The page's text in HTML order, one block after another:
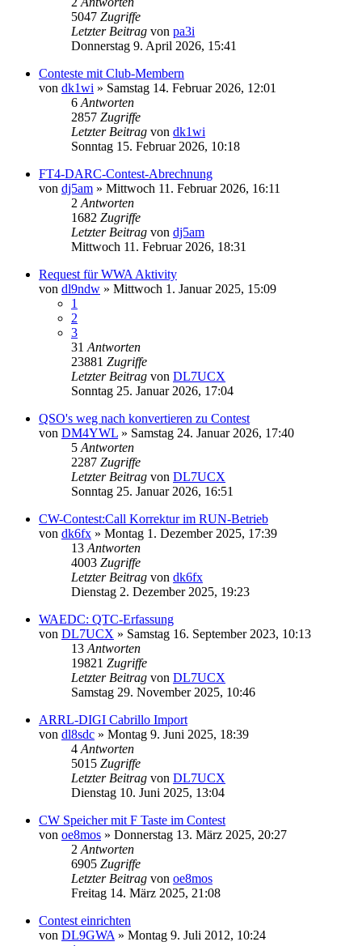
5047 Zugriffe
Letzter Beitrag von pa3i
Donnerstag 9. April 2026, 15:41
Conteste mit Club-Membern
von dk1wi » Samstag 14. Februar 2026, 12:01
6 Antworten
2857 Zugriffe
Letzter Beitrag von dk1wi
Sonntag 15. Februar 2026, 10:18
FT4-DARC-Contest-Abrechnung
von dj5am » Mittwoch 11. Februar 2026, 16:11
2 Antworten
1682 Zugriffe
Letzter Beitrag von dj5am
Mittwoch 11. Februar 2026, 18:31
Request für WWA Aktivity
von dl9ndw » Mittwoch 1. Januar 2025, 15:09
1
2
3
31 Antworten
23881 Zugriffe
Letzter Beitrag von DL7UCX
Sonntag 25. Januar 2026, 17:04
QSO's weg nach konvertieren zu Contest
von DM4YWL » Samstag 24. Januar 2026, 17:40
5 Antworten
2287 Zugriffe
Letzter Beitrag von DL7UCX
Sonntag 25. Januar 2026, 16:51
CW-Contest:Call Korrektur im RUN-Betrieb
von dk6fx » Montag 1. Dezember 2025, 17:39
13 Antworten
4003 Zugriffe
Letzter Beitrag von dk6fx
Dienstag 2. Dezember 2025, 19:23
WAEDC: QTC-Erfassung
von DL7UCX » Samstag 16. September 2023, 10:13
13 Antworten
19821 Zugriffe
Letzter Beitrag von DL7UCX
Samstag 29. November 2025, 10:46
ARRL-DIGI Cabrillo Import
von dl8sdc » Montag 9. Juni 2025, 18:39
4 Antworten
5015 Zugriffe
Letzter Beitrag von DL7UCX
Dienstag 10. Juni 2025, 13:04
CW Speicher mit F Taste im Contest
von oe8mos » Donnerstag 13. März 2025, 20:27
2 Antworten
6905 Zugriffe
Letzter Beitrag von oe8mos
Freitag 14. März 2025, 21:08
Contest einrichten
von DL9GWA » Montag 9. Juli 2012, 10:24